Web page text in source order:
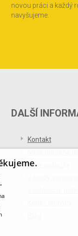
novou práci a každý
navyšujeme.
DALŠÍ
Kontakt
Naše pobočky